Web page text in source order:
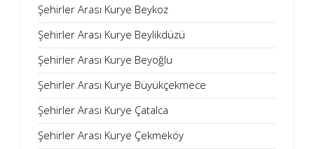
Şehirler Arası Kurye Beykoz
Şehirler Arası Kurye Beylikdüzü
Şehirler Arası Kurye Beyoğlu
Şehirler Arası Kurye Büyükçekmece
Şehirler Arası Kurye Çatalca
Şehirler Arası Kurye Çekmeköy